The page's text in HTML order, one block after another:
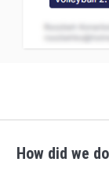
How did we